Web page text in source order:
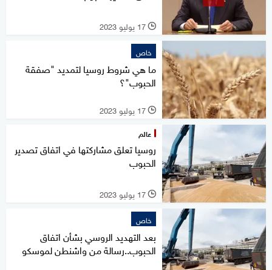
l 17 يوليو 2023
خاص
ما هي شروط روسيا لتمديد "صفقة
الحبوب"؟
l 17 يوليو 2023
عالم
روسيا تعلق مشاركتها في اتفاق تصدير
الحبوب
l 17 يوليو 2023
خاص
بعد التهديد الروسي بشأن اتفاق
الحبوب..رسالة من واشنطن لموسكو